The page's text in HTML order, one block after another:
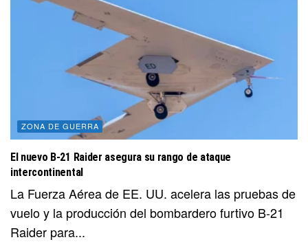
ZONA DE GUERRA
El nuevo B-21 Raider asegura su rango de ataque
intercontinental
La Fuerza Aérea de EE. UU. acelera las pruebas de
vuelo y la producción del bombardero furtivo B-21
Raider para...